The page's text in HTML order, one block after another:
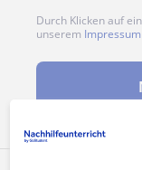
Durch Klicken auf
unserem Impressum